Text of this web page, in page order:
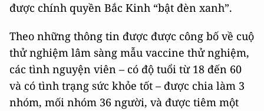
được chính quyền Bắc Kinh “bật đèn xanh”.
Theo những thông tin được được công bố về cuộ
thử nghiệm lâm sàng mẫu vaccine thử nghiệm,
các tình nguyện viên – có độ tuổi từ 18 đến 60
và có tình trạng sức khỏe tốt – được chia làm 3
nhóm, mối nhóm 36 người, và được tiêm một